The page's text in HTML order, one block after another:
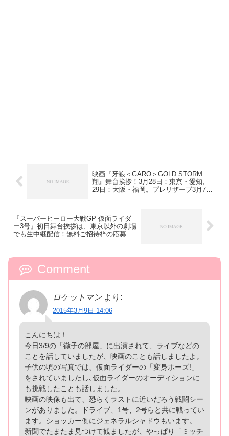
映画『牙狼＜GARO＞GOLD STORM
翔』舞台挨拶！3月28日：東京・愛知、
29日：大阪・福岡。プレリザーブ3月7日
『スーパーヒーロー大戦GP 仮面ライダ
ー3号』初日舞台挨拶は、東京以外の劇場
でも生中継配信！無料ご招待枠の応募受
Comment
ロケットマン より:
2015年3月9日 14:06
こんにちは！
今日3/9の「徹子の部屋」に出演されて、ライブなどの
ことを話していましたが、映画のことも話しましたよ。
子供の頃の写真では、仮面ライダーの「変身ポーズ!」
をされていましたし､仮面ライダーのオーディションに
も挑戦したことも話しました。
映画の映像も出て、恐らくラストに近いだろう戦闘シー
ンがありました。ドライブ、1号、2号らと共に戦ってい
ます。ショッカー側にジェネラルシャドウもいます。
新聞でたまたま見つけて観ましたが、やっぱり「ミッチ